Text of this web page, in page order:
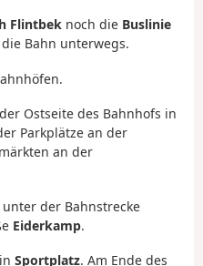
Flintbek noch die Buslinie
Bahn unterwegs.
Ostseite des Bahnhofs in
Parkplätze an der
an der
der Bahnstrecke
Eiderkamp.
Sportplatz. Am Ende des